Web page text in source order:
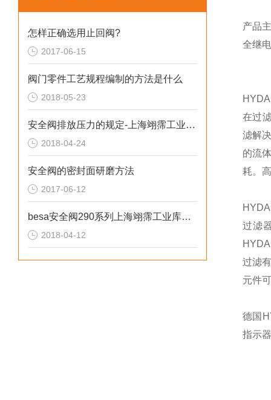
怎样正确选用止回阀?
2017-06-15
阀门零件工艺规程编制的方法是什么
2018-05-23
安全阀排放压力的规定-上海翊霈工业控制设备有限公司
2018-04-24
安全阀的密封面研磨方法
2017-06-12
besa安全阀290系列上海翊霈工业库存热卖
2018-04-12
产品
全继
在过
滤解
的流
耗。
过滤
过滤
元件
德国
指示